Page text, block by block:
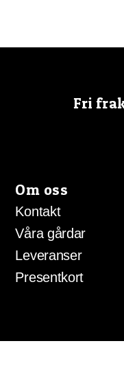
Fri
Om oss
Kontakt
Våra gårdar
Leveranser
Presentkort